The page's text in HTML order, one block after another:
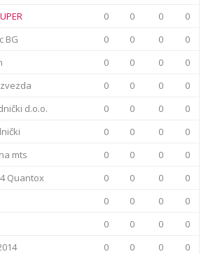
0 0 0
0
BG 0 0 0
0
0 0 0
0
0 0 0
0
d.o.o. 0 0 0
0
0 0 0
0
mts 0 0 0
0
Quantox 0 0 0
0
0 0 0
0
0 0 0
0
0 0 0
0